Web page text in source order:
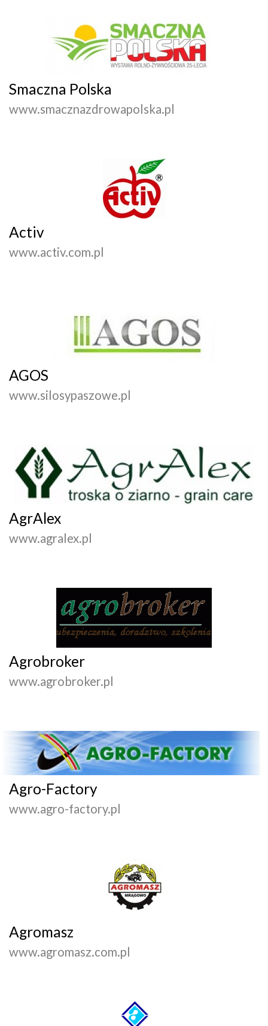
Smaczna Polska
www.smacznazdrowapolska.pl
Activ
www.activ.com.pl
AGOS
www.silosypaszowe.pl
AgrAlex
www.agralex.pl
Agrobroker
www.agrobroker.pl
Agro-Factory
www.agro-factory.pl
Agromasz
www.agromasz.com.pl